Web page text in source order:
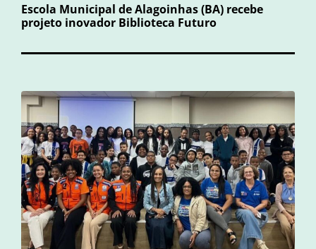
Escola Municipal de Alagoinhas (BA) recebe
projeto inovador Biblioteca Futuro